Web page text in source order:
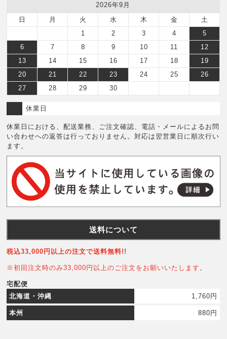
2026年9月
日
月 火 水 木 金
土
1
2 3 4
5
6
7 8 9 10 11
12
13
14 15 16 17 18
19
20
21 22 23 24 25
26
27
28 29 30
休業日
休業日における、配送業務、ご注文確認、電話・メールによるお問
い合わせへの返答は行っておりません。対応は翌営業日に順次行い
ます。
送料について
税込33,000円以上の注文で送料無料!!
※初回注文時のみ33,000円以上のご注文をお願いいたします。
宅配便
北海道・沖縄
1,760円
本州 880円